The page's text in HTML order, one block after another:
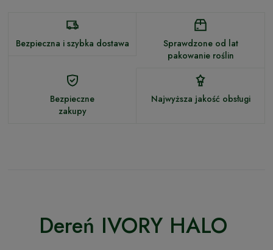
Bezpieczna i szybka dostawa
Sprawdzone od lat
pakowanie roślin
Bezpieczne
zakupy
Najwyższa jakość obsługi
Dereń IVORY HALO